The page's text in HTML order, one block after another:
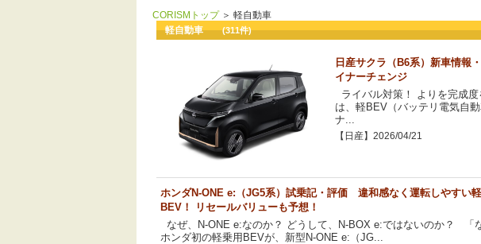
CORISMトップ＞ 軽自動車
軽自動車(311件)
日産サクラ（B6系）新車情報
イナーチェンジ
ライバル対策！ よりを完成
は、軽BEV（バッテリ電気自
ナ...
【日産】2026/04/21
ホンダN-ONE e:（JG5系）試乗記・評価 違和感なく運転しやすい軽
BEV！ リセールバリューも予想！
なぜ、N-ONE e:なのか？ どうして、N-BOX e:ではないのか？ 「
ホンダ初の軽乗用BEVが、新型N-ONE e:（JG...